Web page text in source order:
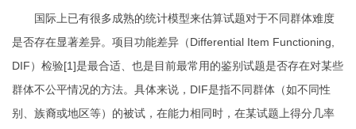
国际上已有很多成熟的统计模型来估算试题对于不同群体难度
是否存在显著差异。项目功能差异（Differential Item Functioning,
DIF）检验[1]是最合适、也是目前最常用的鉴别试题是否存在对某些
群体不公平情况的方法。具体来说， DIF是指不同群体（如不同性
别、族裔或地区等）的被试，在能力相同时，在某试题上得分几率